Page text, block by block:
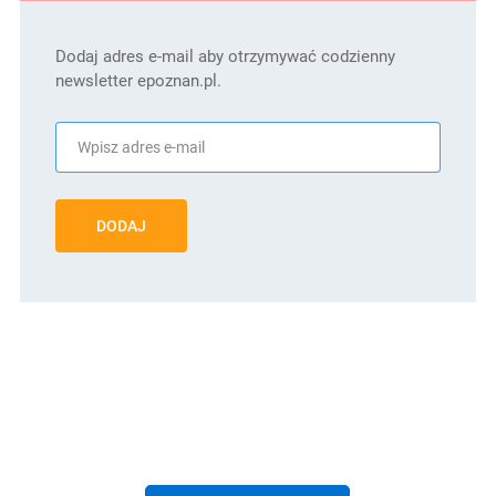
Dodaj adres e-mail aby otrzymywać codzienny
newsletter epoznan.pl.
DODAJ